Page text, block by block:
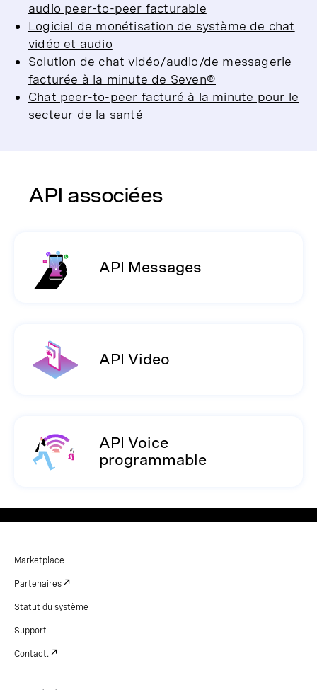
audio peer-to-peer facturable
Logiciel de monétisation de système de chat
vidéo et audio
Solution de chat vidéo/audio/de messagerie
facturée à la minute de Seven®
Chat peer-to-peer facturé à la minute pour le
secteur de la santé
API associées
API Messages
API Video
API Voice
programmable
Marketplace
Partenaires
Statut du système
Support
Contact.